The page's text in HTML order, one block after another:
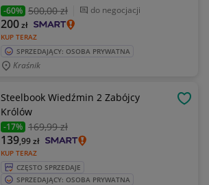
-60% 500,00 zł do negocjacji
KUP TERAZ
200zł
SPRZEDAJĄCY: OSOBA PRYWATNA
Kraśnik
Steelbook Wiedźmin 2 Zabójcy
Królów
-17% 169,99 zł
KUP TERAZ
139,99zł
CZĘSTO SPRZEDAJE
SPRZEDAJĄCY: OSOBA PRYWATNA